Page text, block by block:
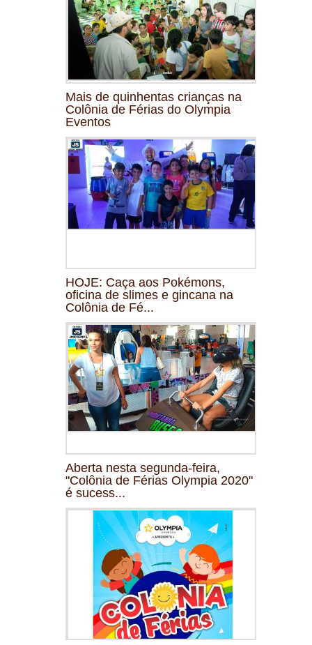
Mais de quinhentas crianças na
Colônia de Férias do Olympia
Eventos
HOJE: Caça aos Pokémons,
oficina de slimes e gincana na
Colônia de Fé...
Aberta nesta segunda-feira,
"Colônia de Férias Olympia 2020"
é sucess...